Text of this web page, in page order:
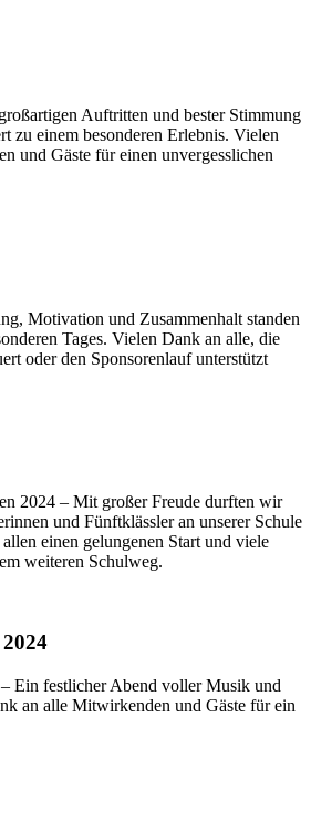
Auftritten und bester Stimmung
zu einem besonderen Erlebnis. Vielen
und Gäste für einen unvergesslichen
Motivation und Zusammenhalt standen
Tages. Vielen Dank an alle, die
oder den Sponsorenlauf unterstützt
2024 – Mit großer Freude durften wir
und Fünftklässler an unserer Schule
einen gelungenen Start und viele
weiteren Schulweg.
Ein festlicher Abend voller Musik und
an alle Mitwirkenden und Gäste für ein